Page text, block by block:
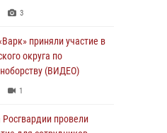
штаба
приняли участие в
округа по
3
приняли участие в
округа по
(ВИДЕО)
1
провели